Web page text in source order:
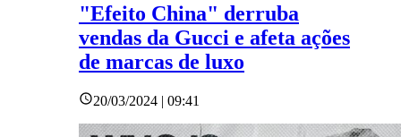
"Efeito China" derruba
vendas da Gucci e afeta ações
de marcas de luxo
20/03/2024 | 09:41